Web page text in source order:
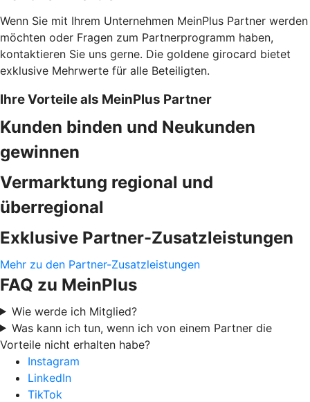
Wenn Sie mit Ihrem Unternehmen MeinPlus Partner werden
möchten oder Fragen zum Partnerprogramm haben,
kontaktieren Sie uns gerne. Die goldene girocard bietet
exklusive Mehrwerte für alle Beteiligten.
Ihre Vorteile als MeinPlus Partner
Kunden binden und Neukunden
gewinnen
Vermarktung regional und
überregional
Exklusive Partner-Zusatzleistungen
Mehr zu den Partner-Zusatzleistungen
FAQ zu MeinPlus
Wie werde ich Mitglied?
Was kann ich tun, wenn ich von einem Partner die
Vorteile nicht erhalten habe?
Instagram
LinkedIn
TikTok